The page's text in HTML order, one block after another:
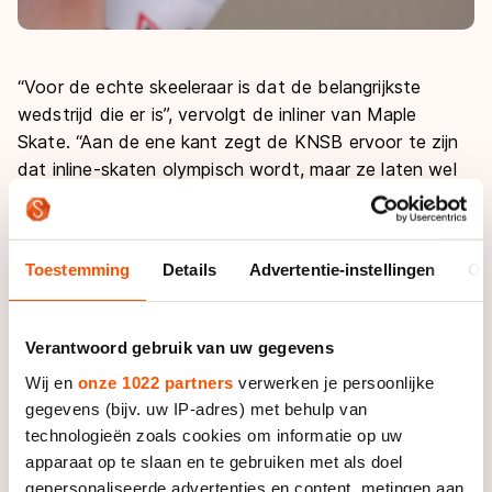
Toestemming Details Advertentie-instellingen
Verantwoord gebruik van uw gegevens
Wij en onze 1022 partners verwerken je persoonlijke
gegevens (bijv. uw IP-adres) met behulp van
technologieën zoals cookies om informatie op uw
apparaat op te slaan en te gebruiken met als doel
gepersonaliseerde advertenties en content, metingen aan
“Voor de echte skeeleraar is dat de belangrijkste
wedstrijd die er is”, vervolgt de inliner van Maple
Skate. “Aan de ene kant zegt de KNSB ervoor te zijn
dat inline-skaten olympisch wordt, maar ze laten wel
deze wedstrijd schieten.”
aan de World Games bij de schaatsbond op losse
schroeven stond vanwege de financiële kant van het
om te kijken of we het dan zelf zouden kunnen
betalen”, zegt hij. Voor disciplinemanager inline-skaten
Arjan Smit was dat geen optie omdat de KNSB alleen
rijders onder de bondsvlag wil laten deelnemen aan
dergelijke wedstrijden en niet op eigen gelegenheid.